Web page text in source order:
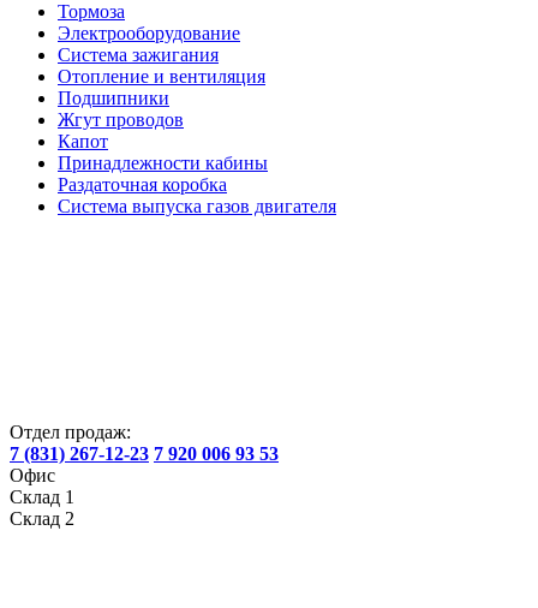
Тормоза
Электрооборудование
Система зажигания
Отопление и вентиляция
Подшипники
Жгут проводов
Капот
Принадлежности кабины
Раздаточная коробка
Система выпуска газов двигателя
Отдел продаж:
7 (831) 267-12-23 7 920 006 93 53
Офис
Склад 1
Склад 2